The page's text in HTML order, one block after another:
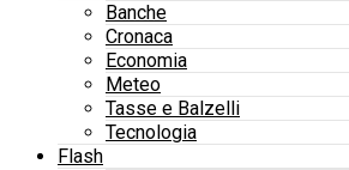
Banche
Cronaca
Economia
Meteo
Tasse e Balzelli
Tecnologia
Flash